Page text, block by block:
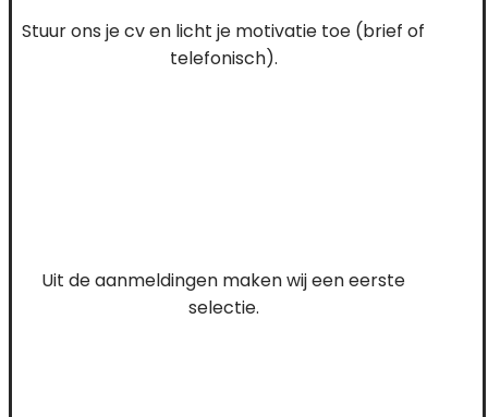
Stuur ons je cv en licht je motivatie toe (brief of
telefonisch).
Uit de aanmeldingen maken wij een eerste
selectie.